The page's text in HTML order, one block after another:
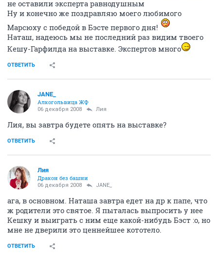
не оставили эксперта равнодушным
Ну и конечно же поздравляю моего любимого
Марсюху с победой в Бэсте первого дня!
Наташ, надеюсь мы не последний раз видим твоего
Кешу-Гарфилда на выставке. Экспертов много
ОТВЕТИТЬ
JANE_
Алкогольвица ЖФ
06 декабря 2008 Лия
Лия, вы завтра будете опять на выставке?
ОТВЕТИТЬ
Лия
Дракон без башни
06 декабря 2008 JANE_
ага, в основном. Наташа завтра едет на др к папе, что
ж родители это святое. Я пыталась выпросить у нее
Кешку и выиграть с ним еще какой-нибудь Бэст :o, но
мне не дверили это ценнейшее кототело.
ОТВЕТИТЬ